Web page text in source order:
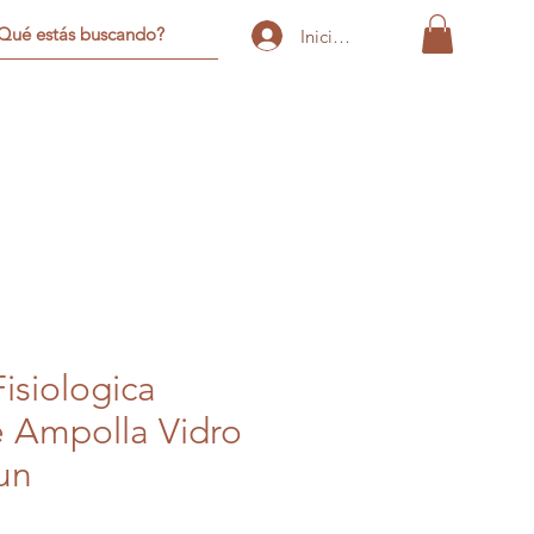
Iniciar sesión
Ampolla Vidro